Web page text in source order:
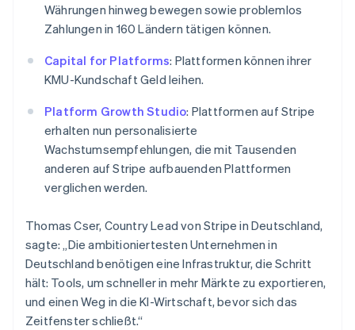
Währungen hinweg bewegen sowie problemlos
Zahlungen in 160 Ländern tätigen können.
Capital for Platforms: Plattformen können ihrer
KMU-Kundschaft Geld leihen.
Platform Growth Studio: Plattformen auf Stripe
erhalten nun personalisierte
Wachstumsempfehlungen, die mit Tausenden
anderen auf Stripe aufbauenden Plattformen
verglichen werden.
Thomas Cser, Country Lead von Stripe in Deutschland,
sagte: „Die ambitioniertesten Unternehmen in
Deutschland benötigen eine Infrastruktur, die Schritt
hält: Tools, um schneller in mehr Märkte zu exportieren,
und einen Weg in die KI-Wirtschaft, bevor sich das
Zeitfenster schließt.“
Portugal
Português English
Rumänien
English
Schweden
SvenskaEnglish
Schweiz
Deutsch Français ItalianoEnglish
Singapur
English简体中文
Slowakei
English
EnglishItaliano
Sonderverwaltungsregion Hongkong,
China
English简体中文
Spanien
EspañolEnglish
Thailand